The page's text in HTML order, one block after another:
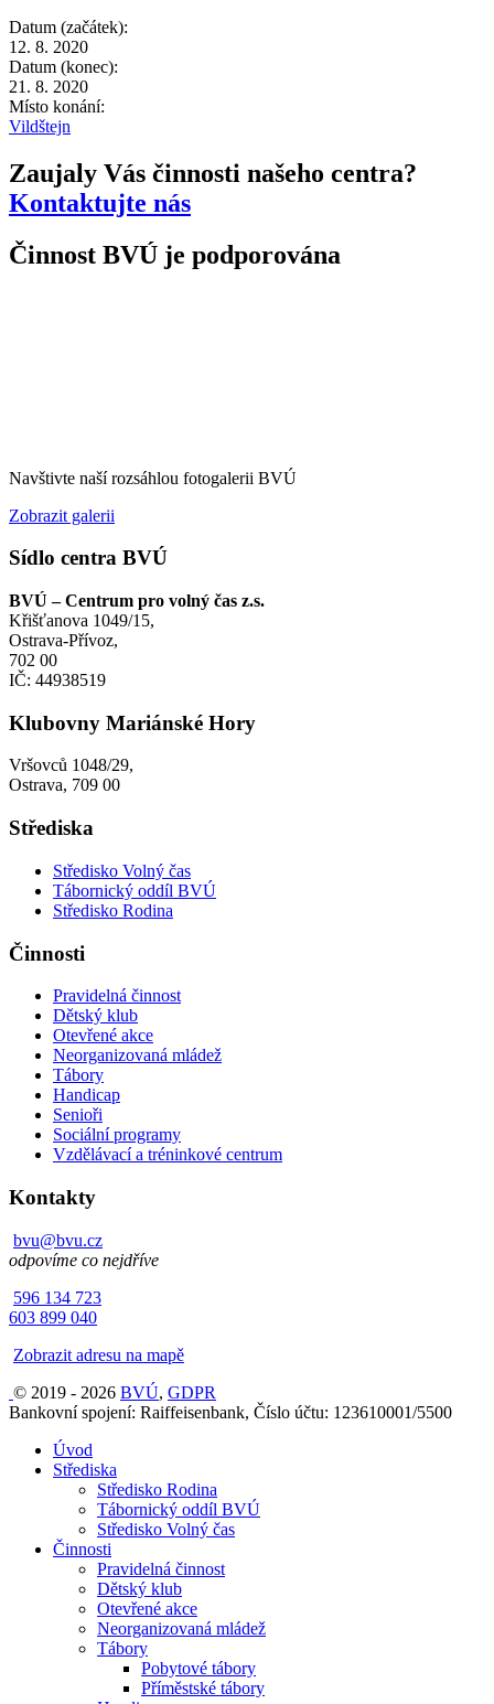
Datum (začátek):
12. 8. 2020
Datum (konec):
21. 8. 2020
Místo konání:
Vildštejn
Zaujaly Vás činnosti našeho centra?
Kontaktujte nás
Činnost BVÚ je podporována
Navštivte naší rozsáhlou fotogalerii BVÚ
Zobrazit galerii
Sídlo centra BVÚ
BVÚ – Centrum pro volný čas z.s.
Křišťanova 1049/15,
Ostrava-Přívoz,
702 00
IČ: 44938519
Klubovny Mariánské Hory
Vršovců 1048/29,
Ostrava, 709 00
Střediska
Středisko Volný čas
Tábornický oddíl BVÚ
Středisko Rodina
Činnosti
Pravidelná činnost
Dětský klub
Otevřené akce
Neorganizovaná mládež
Tábory
Handicap
Senioři
Sociální programy
Vzdělávací a tréninkové centrum
Kontakty
bvu@bvu.cz
odpovíme co nejdříve
596 134 723
603 899 040
Zobrazit adresu na mapě
© 2019 - 2026 BVÚ, GDPR
Bankovní spojení: Raiffeisenbank, Číslo účtu: 123610001/5500
Úvod
Střediska
Středisko Rodina
Tábornický oddíl BVÚ
Středisko Volný čas
Činnosti
Pravidelná činnost
Dětský klub
Otevřené akce
Neorganizovaná mládež
Tábory
Pobytové tábory
Příměstské tábory